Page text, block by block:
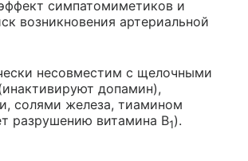
симпатомиметиков и
возникновения артериальной
несовместим с щелочными
допамин),
солями железа, тиамином
разрушению витамина B1).